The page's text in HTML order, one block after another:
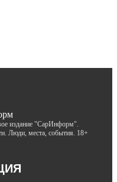
издание "СарИнформ".
Люди, места, события. 18+